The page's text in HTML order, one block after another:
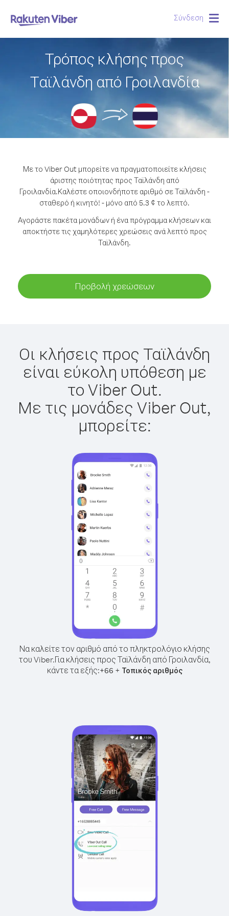
Σύνδεση
Τρόπος κλήσης προς
Ταϊλάνδη από Γροιλανδία
Με το Viber Out μπορείτε να πραγματοποιείτε κλήσεις
άριστης ποιότητας προς Ταϊλάνδη από
Γροιλανδία.Καλέστε οποιονδήποτε αριθμό σε Ταϊλάνδη -
σταθερό ή κινητό! - μόνο από 5.3 ¢ το λεπτό.
Αγοράστε πακέτα μονάδων ή ένα πρόγραμμα κλήσεων και
αποκτήστε τις χαμηλότερες χρεώσεις ανά λεπτό προς
Ταϊλάνδη.
Προβολή χρεώσεων
Οι κλήσεις προς Ταϊλάνδη
είναι εύκολη υπόθεση με
το Viber Out.
Με τις μονάδες Viber Out,
μπορείτε:
Να καλείτε τον αριθμό από το πληκτρολόγιο κλήσης
του Viber.Για κλήσεις προς Ταϊλάνδη από Γροιλανδία,
κάντε τα εξής:+66 + Τοπικός αριθμός